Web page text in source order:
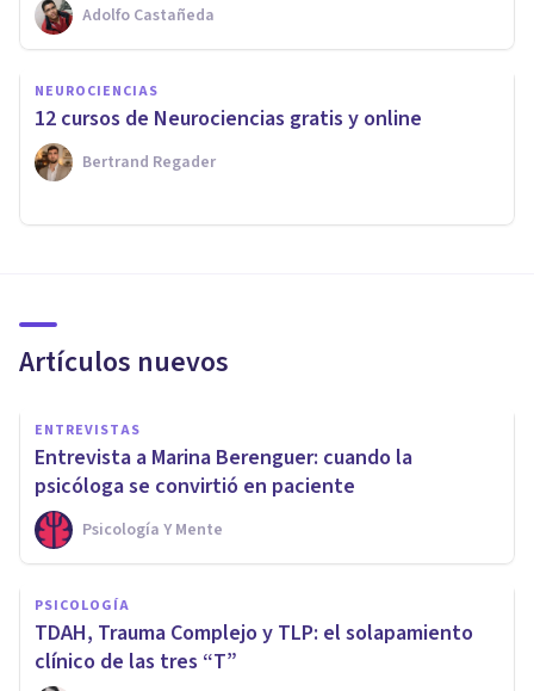
Adolfo Castañeda
NEUROCIENCIAS
12 cursos de Neurociencias gratis y online
Bertrand Regader
Artículos nuevos
ENTREVISTAS
Entrevista a Marina Berenguer: cuando la
psicóloga se convirtió en paciente
Psicología Y Mente
PSICOLOGÍA
TDAH, Trauma Complejo y TLP: el solapamiento
clínico de las tres “T”